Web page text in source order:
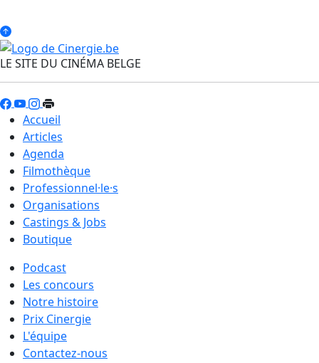
LE SITE DU CINÉMA BELGE
Accueil
Articles
Agenda
Filmothèque
Professionnel·le·s
Organisations
Castings & Jobs
Boutique
Podcast
Les concours
Notre histoire
Prix Cinergie
L'équipe
Contactez-nous